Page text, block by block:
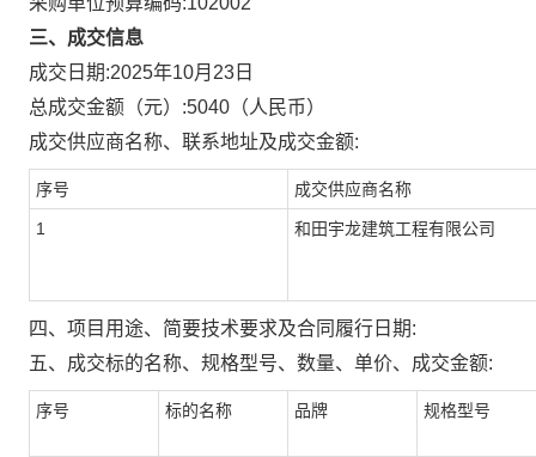
三、成交信息
成交日期:2025年10月23日
总成交金额（元）:5040 （人民币）
成交供应商名称、联系地址及成交金额:
序号 成交供应商名称
1 和田宇龙建筑工程有限公司
四、项目用途、简要技术要求及合同履行日期:
五、成交标的名称、规格型号、数量、单价、成交金额:
序号 标的名称 品牌 规格型号